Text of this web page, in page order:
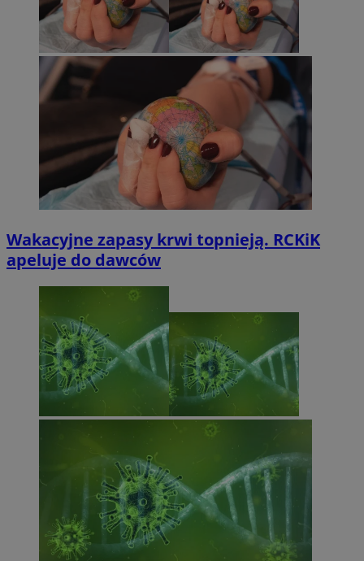
Wakacyjne zapasy krwi topnieją. RCKiK
apeluje do dawców